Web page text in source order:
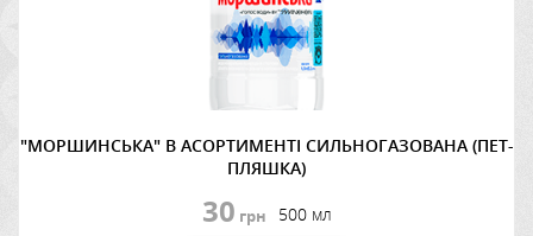
"МОРШИНСЬКА" В АСОРТИМЕНТІ СИЛЬНОГАЗОВАНА (ПЕТ-
ПЛЯШКА)
30 грн 500 мл